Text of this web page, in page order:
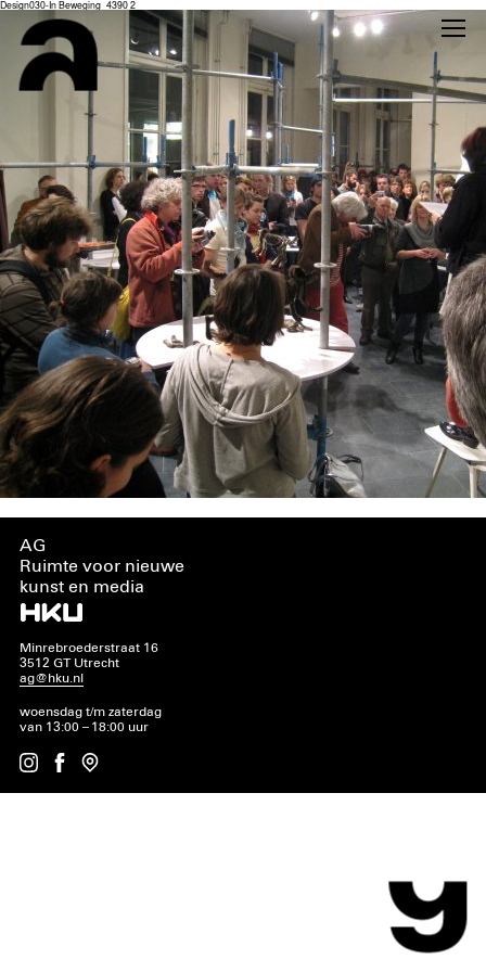
Design030-In Beweging_4390 2
AG
Ruimte voor nieuwe
kunst en media
Minrebroederstraat 16
3512 GT Utrecht
ag@hku.nl
woensdag t/m zaterdag
van 13:00 – 18:00 uur